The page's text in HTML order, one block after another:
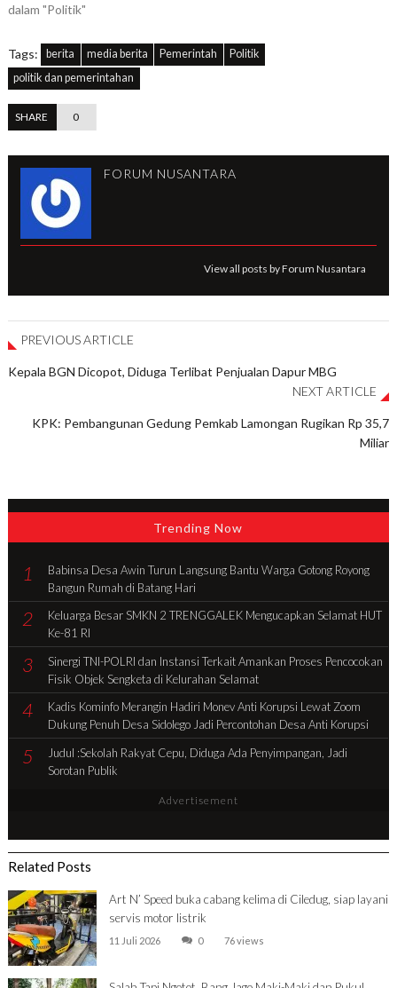
dalam "Politik"
Tags: berita media berita Pemerintah
Politik
politik dan pemerintahan
SHARE 0
FORUM NUSANTARA
View all posts by Forum Nusantara
PREVIOUS ARTICLE
Kepala BGN Dicopot, Diduga Terlibat Penjualan Dapur MBG
NEXT ARTICLE
KPK: Pembangunan Gedung Pemkab Lamongan Rugikan Rp 35,7
Miliar
Trending Now
1
Babinsa Desa Awin Turun Langsung Bantu Warga Gotong Royong
Bangun Rumah di Batang Hari
2
Keluarga Besar SMKN 2 TRENGGALEK Mengucapkan Selamat HUT
Ke-81 RI
3
Sinergi TNI-POLRI dan Instansi Terkait Amankan Proses Pencocokan
Fisik Objek Sengketa di Kelurahan Selamat
4
Kadis Kominfo Merangin Hadiri Monev Anti Korupsi Lewat Zoom
Dukung Penuh Desa Sidolego Jadi Percontohan Desa Anti Korupsi
5
Judul :Sekolah Rakyat Cepu, Diduga Ada Penyimpangan, Jadi
Sorotan Publik
Advertisement
Related Posts
Art N’ Speed buka cabang kelima di Ciledug, siap layani
servis motor listrik
11 Juli 2026 0 76 views